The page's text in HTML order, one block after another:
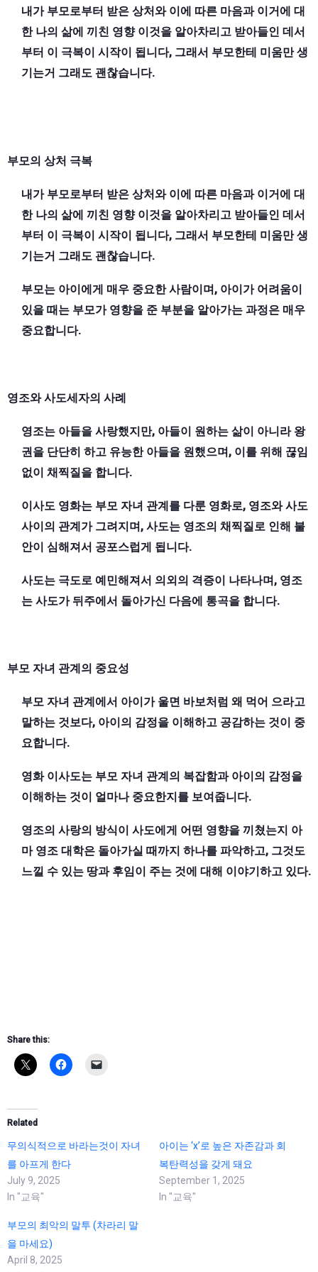
내가 부모로부터 받은 상처와 이에 따른 마음과 이거에 대
한 나의 삶에 끼친 영향 이것을 알아차리고 받아들인 데서
부터 이 극복이 시작이 됩니다, 그래서 부모한테 미움만 생
기는거 그래도 괜찮습니다.
부모의 상처 극복
내가 부모로부터 받은 상처와 이에 따른 마음과 이거에 대
한 나의 삶에 끼친 영향 이것을 알아차리고 받아들인 데서
부터 이 극복이 시작이 됩니다, 그래서 부모한테 미움만 생
기는거 그래도 괜찮습니다.
부모는 아이에게 매우 중요한 사람이며, 아이가 어려움이
있을 때는 부모가 영향을 준 부분을 알아가는 과정은 매우
중요합니다.
영조와 사도세자의 사례
영조는 아들을 사랑했지만, 아들이 원하는 삶이 아니라 왕
권을 단단히 하고 유능한 아들을 원했으며, 이를 위해 끊임
없이 채찍질을 합니다.
이사도 영화는 부모 자녀 관계를 다룬 영화로, 영조와 사도
사이의 관계가 그려지며, 사도는 영조의 채찍질로 인해 불
안이 심해져서 공포스럽게 됩니다.
사도는 극도로 예민해져서 의외의 격증이 나타나며, 영조
는 사도가 뒤주에서 돌아가신 다음에 통곡을 합니다.
부모 자녀 관계의 중요성
부모 자녀 관계에서 아이가 울면 바보처럼 왜 먹어 으라고
말하는 것보다, 아이의 감정을 이해하고 공감하는 것이 중
요합니다.
영화 이사도는 부모 자녀 관계의 복잡함과 아이의 감정을
이해하는 것이 얼마나 중요한지를 보여줍니다.
영조의 사랑의 방식이 사도에게 어떤 영향을 끼쳤는지 아
마 영조 대학은 돌아가실 때까지 하나를 파악하고, 그것도
느낄 수 있는 땅과 후임이 주는 것에 대해 이야기하고 있다.
Share this:
Related
무의식적으로 바라는것이 자녀
를 아프게 한다
July 9, 2025
In "교육"
아이는 ‘x’로 높은 자존감과 회
복탄력성을 갖게 돼요
September 1, 2025
In "교육"
부모의 최악의 말투 (차라리 말
을 마세요)
April 8, 2025